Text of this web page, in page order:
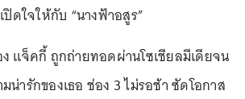
ดใจให้กับ “นางฟ้าอสูร”
ง แจ็คกี้ ถูกถ่ายทอดผ่านโซเชียลมีเดียจน
น่ารักของเธอ ช่อง 3 ไม่รอช้า ซัดโอกาส